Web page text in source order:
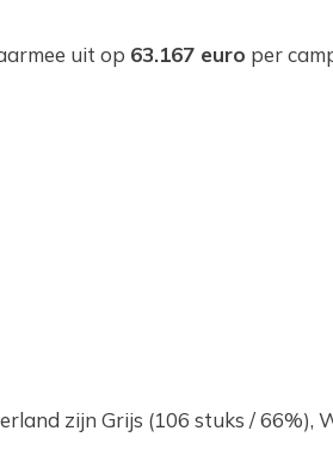
uit op 63.167 euro per
zijn Grijs (106 stuks / 66%),